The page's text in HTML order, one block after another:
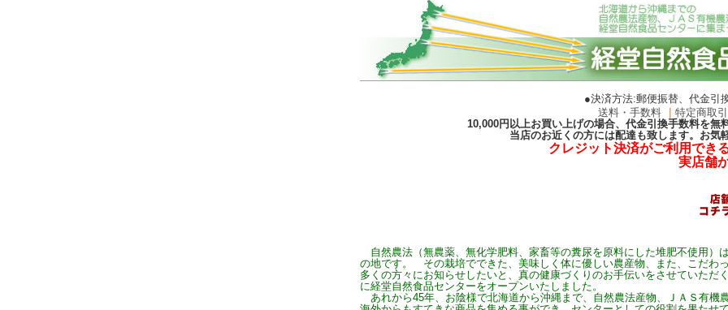
●決済方法:郵便振替、代金引
送料・手数料
特定商取
10,000円以上お買い上げの場合、代金引換手数料を無
当店のお近くの方には配達も致します。お気
クレジット決済がご利用でき
実店舗
自然農法（無農薬、無化学肥料、家畜等の糞尿を原料にした堆肥不使用）
の地です。 その栽培でできた、美味しく体に優しい農産物、また、こだわ
多くの方々にお知らせしたいと、真の健康づくりのお手伝いをさせていただ
に経堂自然食品センターをオープンいたしました。
あれから45年、お陰様で北海道から沖縄まで、自然農法産物、ＪＡＳ有機